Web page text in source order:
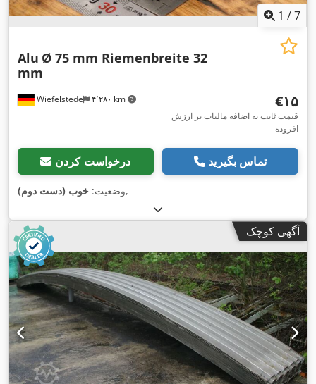
1 /7
Wiefelstede ۴٬۲۸۰ km
Alu Ø 75 mm Riemenbreite 32
mm
‎€۱۵
قیمت ثابت به اضافه مالیات بر ارزش
افزوده
درخواست کردن تماس بگیرید
وضعیت: خوب (دست دوم) ,
آگهی کوچک